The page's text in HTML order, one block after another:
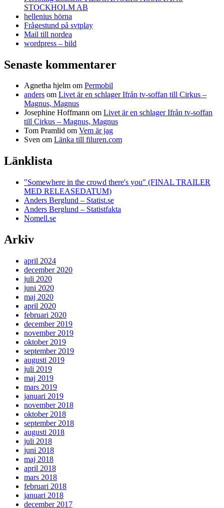
STOCKHOLM AB
hellenius hörna
Frågestund på svtplay
Mail till nordea
wordpress – bild
Senaste kommentarer
Agnetha hjelm om Permobil
anders om Livet är en schlager Ifrån tv-soffan till Cirkus –
Magnus, Magnus
Josephine Hoffmann om Livet är en schlager Ifrån tv-soffan
till Cirkus – Magnus, Magnus
Tom Pramlid om Vem är jag
Sven om Länka till filuren.com
Länklista
"Somewhere in the crowd there's you" (FINAL TRAILER
MED RELEASEDATUM)
Anders Berglund – Statist.se
Anders Berglund – Statistfakta
Nomell.se
Arkiv
april 2024
december 2020
juli 2020
juni 2020
maj 2020
april 2020
februari 2020
december 2019
november 2019
oktober 2019
september 2019
augusti 2019
juli 2019
maj 2019
mars 2019
januari 2019
november 2018
oktober 2018
september 2018
augusti 2018
juli 2018
juni 2018
maj 2018
april 2018
mars 2018
februari 2018
januari 2018
december 2017